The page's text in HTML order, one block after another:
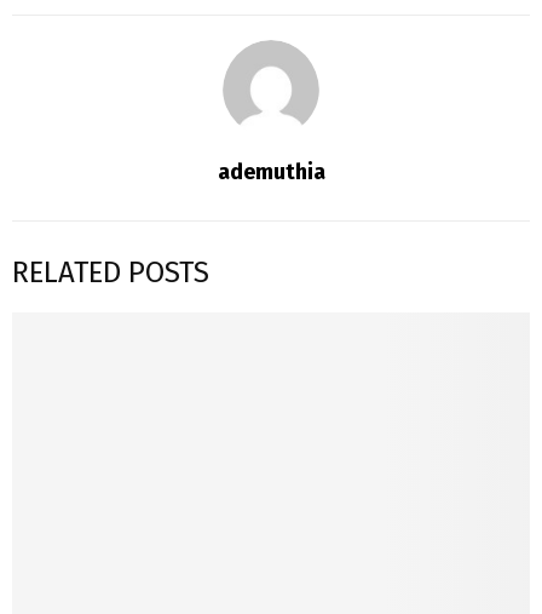
ademuthia
RELATED POSTS